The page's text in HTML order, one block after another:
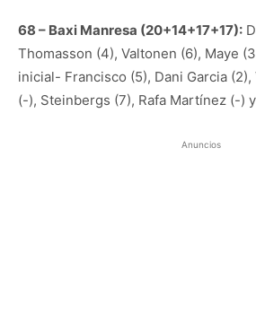
68 – Baxi Manresa (20+14+17+17):
Thomasson (4), Valtonen (6), Maye
inicial- Francisco (5), Dani Garcia
(-), Steinbergs (7), Rafa Martínez (-)
Anuncios